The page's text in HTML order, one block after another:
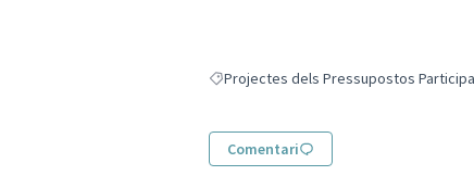
Resultats en filtrar per: Projectes dels
Projectes dels Pressupostos
Comentari